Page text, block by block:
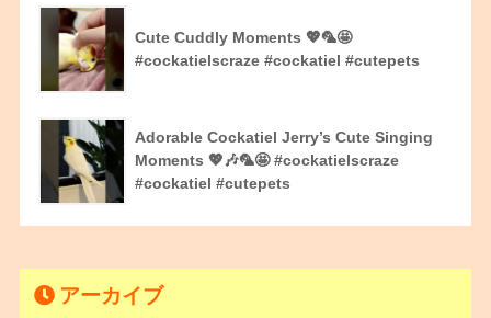
Cute Cuddly Moments 💖🦜🤩
#cockatielscraze #cockatiel #cutepets
Adorable Cockatiel Jerry’s Cute Singing
Moments 💖🎶🦜🤩 #cockatielscraze
#cockatiel #cutepets
アーカイブ